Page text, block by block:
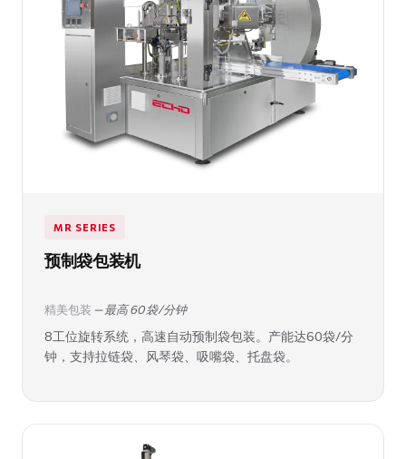
MR SERIES
预制袋包装机
精美包装 — 最高 60 袋/分钟
8工位旋转系统，高速自动预制袋包装。产能达60袋/分
钟，支持拉链袋、风琴袋、吸嘴袋、托盘袋。